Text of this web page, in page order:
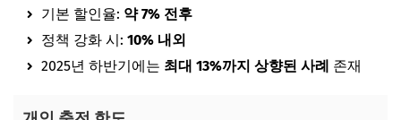
기본 할인율: 약 7% 전후
정책 강화 시: 10% 내외
2025년 하반기에는 최대 13%까지 상향된 사례 존재